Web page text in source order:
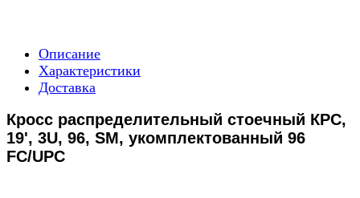
Описание
Характеристики
Доставка
Кросс распределительный стоечный КРС,
19', 3U, 96, SM, укомплектованный 96
FC/UPC